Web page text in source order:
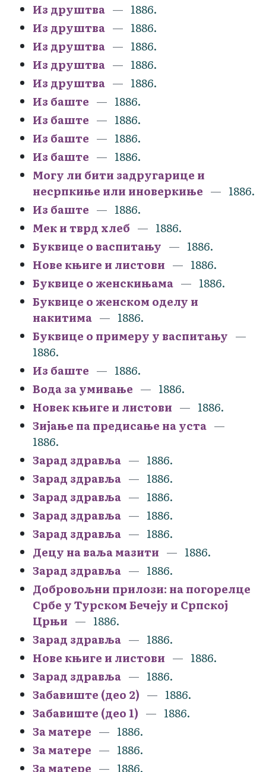
Из друштва
1886.
Из друштва
1886.
Из друштва
1886.
Из друштва
1886.
Из друштва
1886.
Из баште
1886.
Из баште
1886.
Из баште
1886.
Из баште
1886.
Могу ли бити задругарице и
несрпкиње или иноверкиње
1886.
Из баште
1886.
Мек и тврд хлеб
1886.
Буквице о васпитању
1886.
Нове књиге и листови
1886.
Буквице о женскињама
1886.
Буквице о женском оделу и
накитима
1886.
Буквице о примеру у васпитању
1886.
Из баште
1886.
Вода за умивање
1886.
Новек књиге и листови
1886.
Зијање па предисање на уста
1886.
Зарад здравља
1886.
Зарад здравља
1886.
Зарад здравља
1886.
Зарад здравља
1886.
Зарад здравља
1886.
Децу на ваља мазити
1886.
Зарад здравља
1886.
Добровољни прилози: на погорелце
Србе у Турском Бечеју и Српској
Црњи
1886.
Зарад здравља
1886.
Нове књиге и листови
1886.
Зарад здравља
1886.
Забавиште (део 2)
1886.
Забавиште (део 1)
1886.
За матере
1886.
За матере
1886.
За матере
1886.